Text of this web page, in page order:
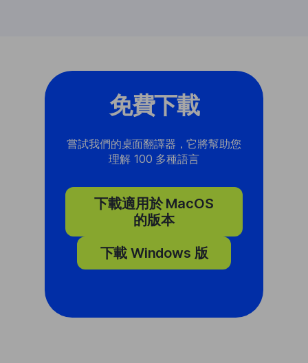
免費下載
嘗試我們的桌面翻譯器，它將幫助您
理解 100 多種語言
下載適用於 MacOS
的版本
下載 Windows 版